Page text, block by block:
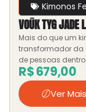
Kimonos
VOŪK TYG JADE
Mais do que um
transformador da
de pessoas
R$679,00
Ver